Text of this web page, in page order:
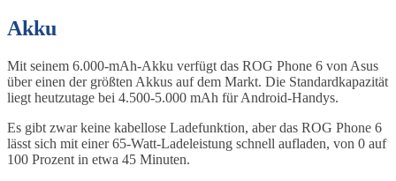
Akku
Mit seinem 6.000-mAh-Akku verfügt das ROG Phone 6 von Asus
über einen der größten Akkus auf dem Markt. Die Standardkapazität
liegt heutzutage bei 4.500-5.000 mAh für Android-Handys.
Es gibt zwar keine kabellose Ladefunktion, aber das ROG Phone 6
lässt sich mit einer 65-Watt-Ladeleistung schnell aufladen, von 0 auf
100 Prozent in etwa 45 Minuten.